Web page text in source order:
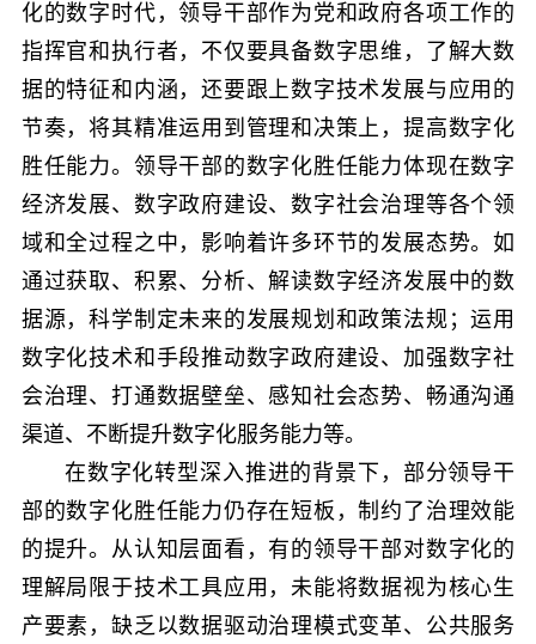
化的数字时代，领导干部作为党和政府各项工作的
指挥官和执行者，不仅要具备数字思维，了解大数
据的特征和内涵，还要跟上数字技术发展与应用的
节奏，将其精准运用到管理和决策上，提高数字化
胜任能力。领导干部的数字化胜任能力体现在数字
经济发展、数字政府建设、数字社会治理等各个领
域和全过程之中，影响着许多环节的发展态势。如
通过获取、积累、分析、解读数字经济发展中的数
据源，科学制定未来的发展规划和政策法规；运用
数字化技术和手段推动数字政府建设、加强数字社
会治理、打通数据壁垒、感知社会态势、畅通沟通
渠道、不断提升数字化服务能力等。
在数字化转型深入推进的背景下，部分领导干
部的数字化胜任能力仍存在短板，制约了治理效能
的提升。从认知层面看，有的领导干部对数字化的
理解局限于技术工具应用，未能将数据视为核心生
产要素，缺乏以数据驱动治理模式变革、公共服务